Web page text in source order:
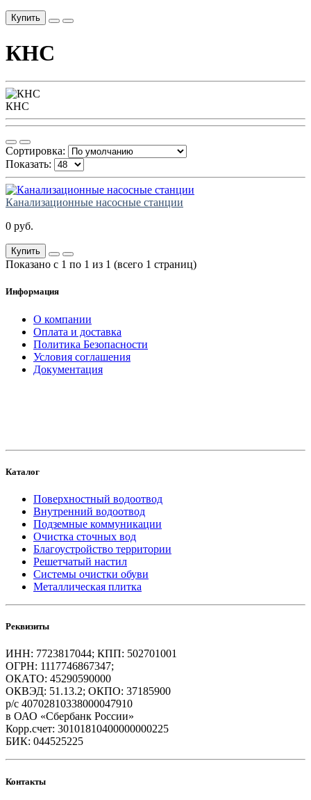
Купить
КНС
КНС
Сортировка:
Показать:
Канализационные насосные станции
0 руб.
Купить
Показано с 1 по 1 из 1 (всего 1 страниц)
Информация
О компании
Оплата и доставка
Политика Безопасности
Условия соглашения
Документация
Каталог
Поверхностный водоотвод
Внутренний водоотвод
Подземные коммуникации
Очистка сточных вод
Благоустройство территории
Решетчатый настил
Системы очистки обуви
Металлическая плитка
Реквизиты
ИНН: 7723817044; КПП: 502701001
ОГРН: 1117746867347;
ОКАТО: 45290590000
ОКВЭД: 51.13.2; ОКПО: 37185900
р/с 40702810338000047910
в ОАО «Сбербанк России»
Корр.счет: 30101810400000000225
БИК: 044525225
Контакты